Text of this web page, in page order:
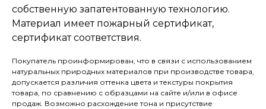
собственную запатентованную технологию.
Материал имеет пожарный сертификат,
сертификат соответствия.
Покупатель проинформирован, что в связи с использованием
натуральных природных материалов при производстве товара,
допускается различия оттенка цвета и текстуры покрытия
товара, по сравнению с образцами на сайте и/или в офисе
продаж. Возможно расхождение тона и присутствие